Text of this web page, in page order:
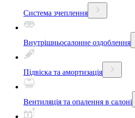
Система зчеплення
Внутрішньосалонне оздоблення
Підвіска та амортизація
Вентиляція та опалення в салоні